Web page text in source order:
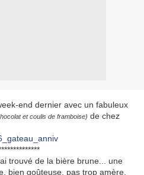
end dernier avec un fabuleux
et coulis de framboise) de chez
trouvé de la bière brune... une
bien goûteuse, pas trop amère,